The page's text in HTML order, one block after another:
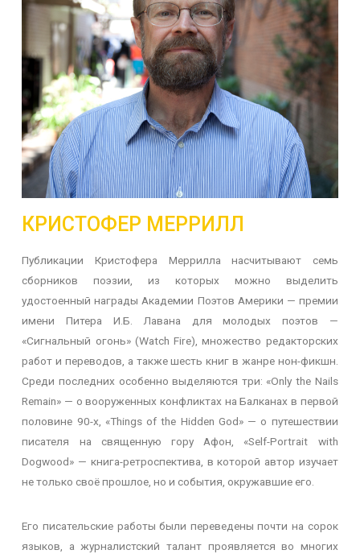
КРИСТОФЕР МЕРРИЛЛ
Публикации Кристофера Меррилла насчитывают семь
сборников поэзии, из которых можно выделить
удостоенный награды Академии Поэтов Америки — премии
имени Питера И.Б. Лавана для молодых поэтов —
«Сигнальный огонь» (Watch Fire), множество редакторских
работ и переводов, а также шесть книг в жанре нон-фикшн.
Среди последних особенно выделяются три: «Only the Nails
Remain» — о вооруженных конфликтах на Балканах в первой
половине 90-х, «Things of the Hidden God» — о путешествии
писателя на священную гору Афон, «Self-Portrait with
Dogwood» — книга-ретроспектива, в которой автор изучает
не только своё прошлое, но и события, окружавшие его.
Его писательские работы были переведены почти на сорок
языков, а журналистский талант проявляется во многих